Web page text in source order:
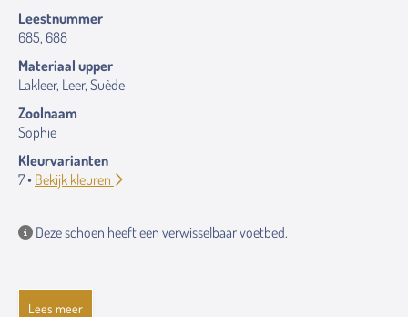
Leestnummer
685, 688
Materiaal upper
Lakleer, Leer, Suède
Zoolnaam
Sophie
Kleurvarianten
7 • Bekijk kleuren
Deze schoen heeft een verwisselbaar voetbed.
Lees meer